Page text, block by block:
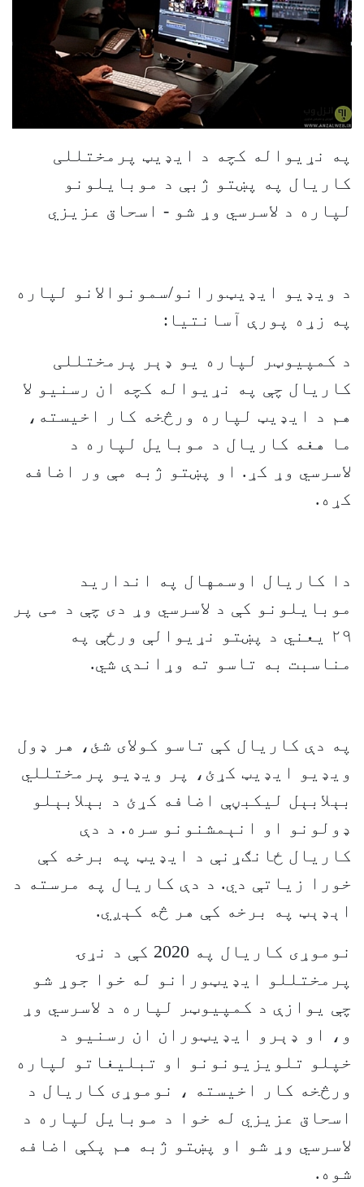
په نړيواله کچه د ايډيټ پرمختللی
کاریال په پښتو ژبې د موبايلونو
لپاره د لاسرسي وړ شو - اسحاق عزيزي
د ويډيو ايډيټورانو/سمونوالانو لپاره
په زړه پورې آسانتيا:
د کمپيوټر لپاره يو ډېر پرمختللی
کاریال چې په نړيواله کچه ان رسنيو لا
هم د ايډيټ لپاره ورڅخه کار اخيسته،
ما هغه کاريال د موبايل لپاره د
لاسرسي وړ کړ. او پښتو ژبه مې ور اضافه
کړه.
دا کاريال اوسمهال په اندارید
موبايلونو کې د لاسرسي وړ دی چې د می پر
۲۹ يعني د پښتو نړيوالې ورځې په
مناسبت به تاسو ته وړاندې شي.
په دې کاريال کې تاسو کولای شئ، هر ډول
ويډيو ايډيټ کړئ، پر ويډيو پرمختللي
بېلابېل ليکبڼې اضافه کړئ د بېلابېلو
ډولونو او انېمشنونو سره. د دې
کاريال ځانګړنې د ايډيټ په برخه کې
خورا زياتې دي. د دې کاريال په مرسته د
اېډېټ په برخه کې هر څه کېږي.
نوموړی کاريال په 2020 کې د نړۍ
پرمختللو ايډيټورانو له خوا جوړ شو
چې يوازې د کمپيوټر لپاره د لاسرسي وړ
و، او ډېرو ايډيټوران ان رسنيو د
خپلو تلويزيونونو او تبليغاتو لپاره
ورڅخه کار اخيسته ، نوموړی کاريال د
اسحاق عزيزي له خوا د موبايل لپاره د
لاسرسي وړ شو او پښتو ژبه هم پکې اضافه
شوه.